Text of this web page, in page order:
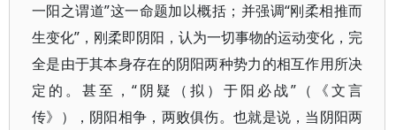
一阳之谓道”这一命题加以概括；并强调“刚柔相推而
生变化”，刚柔即阴阳，认为一切事物的运动变化，完
全是由于其本身存在的阴阳两种势力的相互作用所决
定的。甚至，“阴疑（拟）于阳必战”（《文言
传》），阴阳相争，两败俱伤。也就是说，当阴阳两